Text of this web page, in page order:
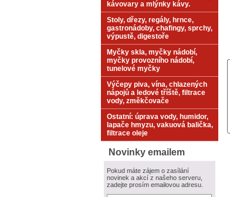
kávovary a mlýnky kávy.
Stoly, dřezy, regály, hrnce,
gastronádoby, chafingy, sprchy,
výpustě, digestoře
Myčky skla, myčky nádobí,
myčky provozního nádobí,
tunelové myčky
Výčepy piva, vína, chlazených
nápojů a ledové tříště, filtrace
vody, změkčovače
Ostatní: úprava vody, humidor,
lapače hmyzu, vakuová balička,
filtrace oleje
Novinky emailem
Pokud máte zájem o zasílání
novinek a akcí z našeho serveru,
zadejte prosím emailovou adresu.